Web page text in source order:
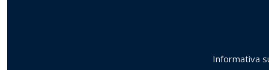
Informativa